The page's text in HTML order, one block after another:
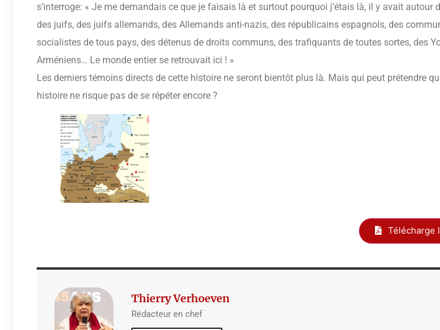
s’interroge: « Je me demandais ce que je faisais là et surtout pourquoi j’étais là, il y avait autour
des juifs, des juifs allemands, des Allemands anti-nazis, des républicains espagnols, des
socialistes de tous pays, des détenus de droits communs, des trafiquants de toutes sortes, des
Arméniens… Le monde entier se retrouvait ici ! »
Les derniers témoins directs de cette histoire ne seront bientôt plus là. Mais qui peut prétendre
histoire ne risque pas de se répéter encore ?
Télécharge
Thierry Verhoeven
Rédacteur en chef